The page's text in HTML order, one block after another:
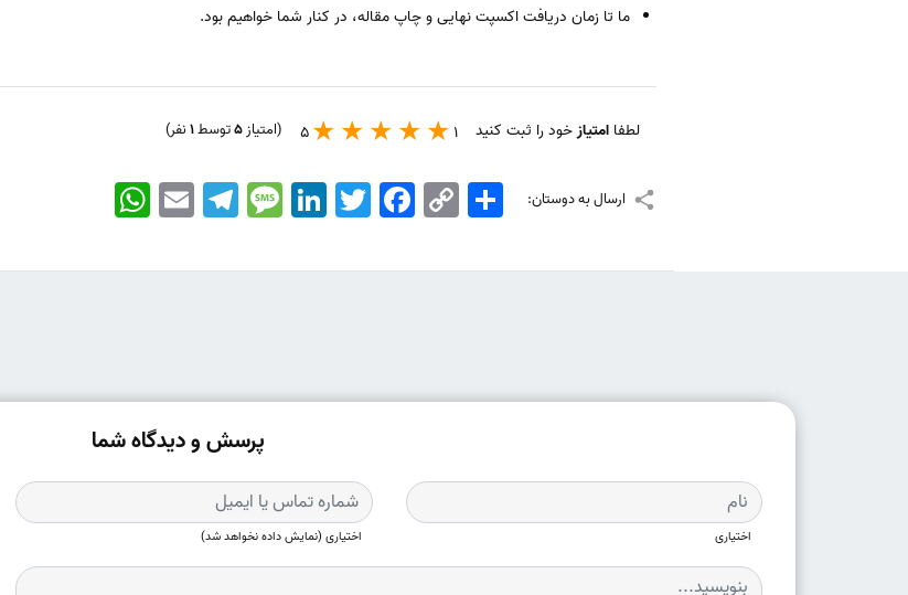
ما تا زمان دریافت اکسپت نهایی و چاپ مقاله، در کنار شما خواهیم بود.
لطفا امتیازخود را ثبت کنید 1
5 (امتیاز5توسط1نفر)
ارسال به دوستان: WhatsApp EmailTelegramMessageLinkedIn TwitterFacebook Copy
Link
اشتراک
پرسش و دیدگاه شما
اختیاری اختیاری (نمایش داده نخواهد شد)